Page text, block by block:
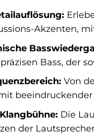
Akzenten,
Bass, der
Von
Die
der